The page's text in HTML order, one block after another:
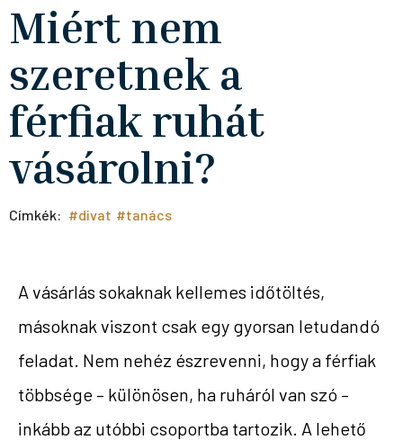
Miért nem
szeretnek a
férfiak ruhát
vásárolni?
Címkék: #divat #tanács
A vásárlás sokaknak kellemes időtöltés,
másoknak viszont csak egy gyorsan letudandó
feladat. Nem nehéz észrevenni, hogy a férfiak
többsége – különösen, ha ruháról van szó –
inkább az utóbbi csoportba tartozik. A lehető